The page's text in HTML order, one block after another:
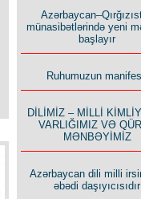
Bu yolda mən
münasibətlərində yeni
başlayır
Ruhumuzun
DİLİMİZ – MİLLİ
VARLIĞIMIZ VƏ
MƏNBƏYİMİZ
Azərbaycan dili milli
əbədi daşıyıcısıdır